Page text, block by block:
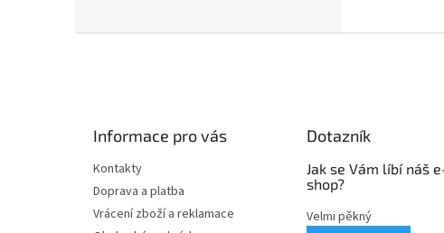
Informace pro vás
Kontakty
Doprava a platba
Vrácení zboží a reklamace
Dotazník
Jak se Vám líbí náš
shop?
Velmi pěkný